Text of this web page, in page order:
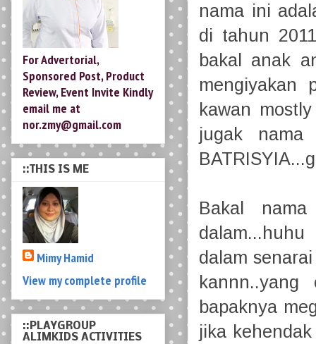
nama ini
di tahun
bakal anak
mengiyakan
kawan
jugak
Bakal
dalam
bapaknya
jika
For Advertorial,
Sponsored Post, Product
Review, Event Invite Kindly
email me at
nor.zmy@gmail.com
::THIS IS ME
Mimy Hamid
View my complete profile
::PLAYGROUP
ALIMKIDS ACTIVITIES